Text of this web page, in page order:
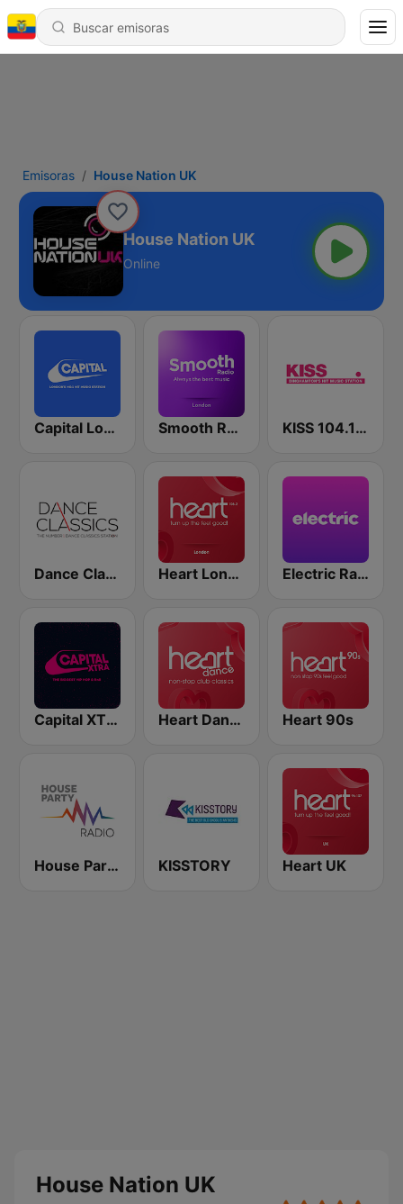
Emisoras House Nation UK
House Nation UK
Online
Capital London Smooth Radio London KISS 104.1 FM
Dance Classics Heart London Electric Radio
Capital XTRA London Heart Dance Heart 90s
House Party Radio KISSTORY Heart UK
House Nation UK